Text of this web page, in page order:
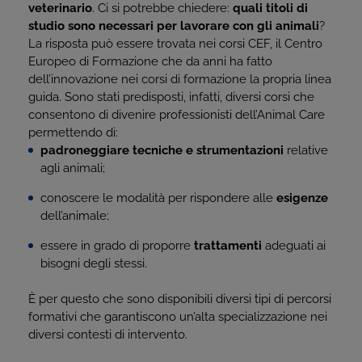
veterinario. Ci si potrebbe chiedere: quali titoli di
studio sono necessari per lavorare con gli animali?
La risposta può essere trovata nei corsi CEF, il Centro
Europeo di Formazione che da anni ha fatto
dell’innovazione nei corsi di formazione la propria linea
guida. Sono stati predisposti, infatti, diversi corsi che
consentono di divenire professionisti dell’Animal Care
permettendo di:
padroneggiare tecniche e strumentazioni relative
agli animali;
conoscere le modalità per rispondere alle esigenze
dell’animale;
essere in grado di proporre trattamenti adeguati ai
bisogni degli stessi.
È per questo che sono disponibili diversi tipi di percorsi
formativi che garantiscono un’alta specializzazione nei
diversi contesti di intervento.